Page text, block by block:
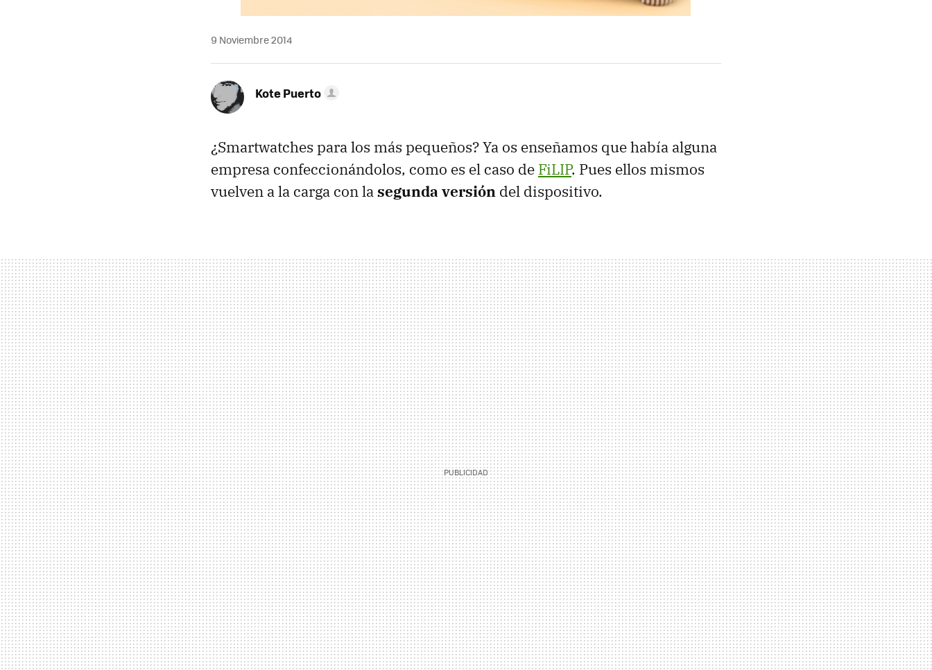
9 Noviembre 2014
Kote Puerto
¿Smartwatches para los más pequeños? Ya os enseñamos que había alguna
empresa confeccionándolos, como es el caso de FiLIP. Pues ellos mismos
vuelven a la carga con lasegunda versión del dispositivo.